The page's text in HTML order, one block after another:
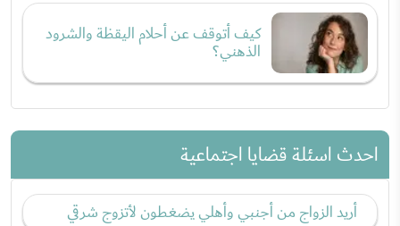
كيف أتوقف عن أحلام اليقظة والشرود
الذهني؟
احدث اسئلة قضايا اجتماعية
أريد الزواج من أجنبي وأهلي يضغطون لأتزوج شرقي